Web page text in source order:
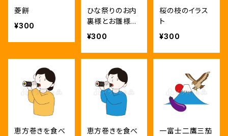
菱餅
¥300
ひな祭りのお内
裏様とお雛様の
イラスト
¥300
桜の枝のイラス
ト
¥300
恵方巻きを食べ
恵方巻きを食べ
一富士二鷹三茄